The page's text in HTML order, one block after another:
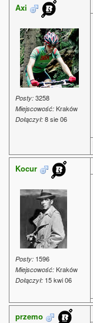
Axi
Posty: 3258
Miejscowość: Kraków
Dołączył: 8 sie 06
Kocur
Posty: 1596
Miejscowość: Kraków
Dołączył: 15 kwi 06
przemo